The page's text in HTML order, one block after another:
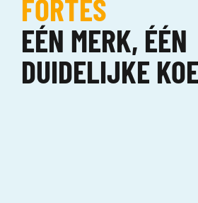
EÉN MERK, ÉÉN
DUIDELIJKE
FORTES